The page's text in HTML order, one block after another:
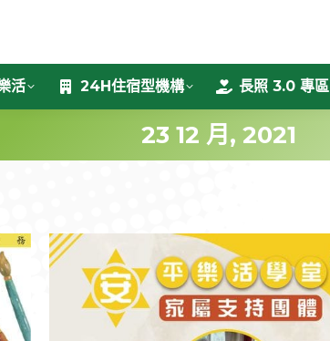
活 24H住宿型機構 長照 3.0 專區
23 12 月, 2021